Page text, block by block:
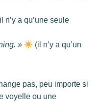
n’y a qu’une seule
»
(il n’y a qu’un
pas, peu importe si
voyelle ou une